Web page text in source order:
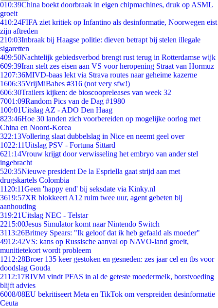
010:39China boekt doorbraak in eigen chipmachines, druk op ASML
groeit
410:24FIFA ziet kritiek op Infantino als desinformatie, Noorwegen eist
zijn aftreden
210:03Inbraak bij Haagse politie: dieven betrapt bij stelen illegale
sigaretten
409:50Nachtelijk gebiedsverbod brengt rust terug in Rotterdamse wijk
609:39Iran stelt zes eisen aan VS voor heropening Straat van Hormuz
1207:36MIVD-baas lekt via Strava routes naar geheime kazerne
1606:35VrijMiBabes #316 (not very sfw!)
606:30Trailers kijken: de bioscoopreleases van week 32
7001:09Random Pics van de Dag #1980
100:01Uitslag AZ - ADO Den Haag
823:46Hoe 30 landen zich voorbereiden op mogelijke oorlog met
China en Noord-Korea
322:13Vollering slaat dubbelslag in Nice en neemt geel over
1022:11Uitslag PSV - Fortuna Sittard
621:14Vrouw krijgt door verwisseling het embryo van ander stel
ingebracht
520:35Nieuwe president De la Espriella gaat strijd aan met
drugskartels Colombia
11 20:11Geen 'happy end' bij seksdate via Kinky.nl
3619:57XR blokkeert A12 ruim twee uur, agent gebeten bij
aanhouding
319:21Uitslag NEC - Telstar
2215:00Jesus Simulator komt naar Nintendo Switch
3113:26Britney Spears: "Ik geloof dat ik heb gefaald als moeder"
4912:42VS: kans op Russische aanval op NAVO-land groeit,
munitietekort wordt probleem
1212:28Broer 135 keer gestoken en gesneden: zes jaar cel en tbs voor
doodslag Gouda
2112:17RIVM vindt PFAS in al de geteste moedermelk, borstvoeding
blijft advies
6008/08EU bekritiseert Meta en TikTok om verspreiden desinformatie
Ceuta